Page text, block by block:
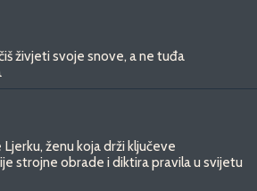
živjeti svoje snove, a ne tuđa
ženu koja drži ključeve
strojne obrade i diktira pravila u svijetu